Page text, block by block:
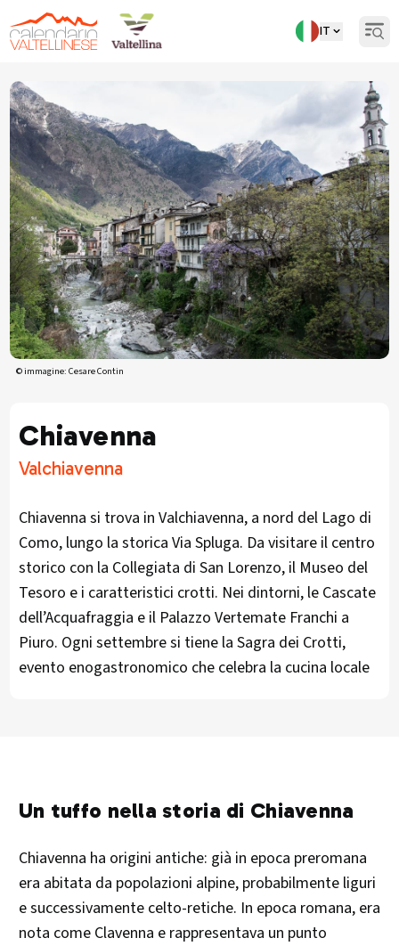
IT
Torna indietro
© immagine: Cesare Contin
Chiavenna
Valchiavenna
Chiavenna si trova in Valchiavenna, a nord del Lago di
Como, lungo la storica Via Spluga. Da visitare il centro
storico con la Collegiata di San Lorenzo, il Museo del
Tesoro e i caratteristici crotti. Nei dintorni, le Cascate
dell’Acquafraggia e il Palazzo Vertemate Franchi a
Piuro. Ogni settembre si tiene la Sagra dei Crotti,
evento enogastronomico che celebra la cucina locale
Un tuffo nella storia di Chiavenna
Chiavenna ha origini antiche: già in epoca preromana
era abitata da popolazioni alpine, probabilmente liguri
e successivamente celto-retiche. In epoca romana, era
nota come Clavenna e rappresentava un punto